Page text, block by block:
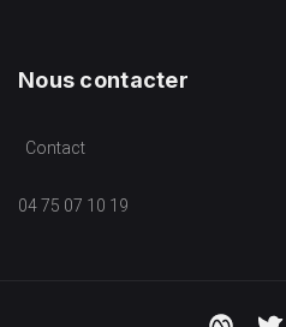
Nous contacter
Contact
04 75 07 10 19